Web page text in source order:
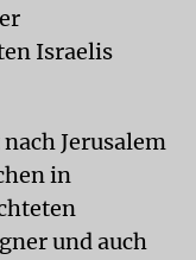
Israelis
Jerusalem
in
und auch